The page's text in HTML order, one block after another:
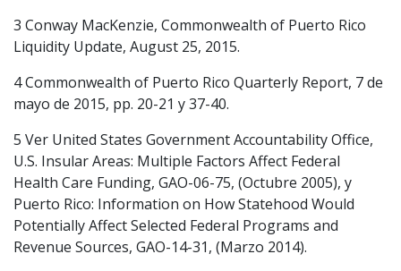
3 Conway MacKenzie, Commonwealth of Puerto Rico
Liquidity Update, August 25, 2015.
4 Commonwealth of Puerto Rico Quarterly Report, 7 de
mayo de 2015, pp. 20-21 y 37-40.
5 Ver United States Government Accountability Office,
U.S. Insular Areas: Multiple Factors Affect Federal
Health Care Funding, GAO-06-75, (Octubre 2005), y
Puerto Rico: Information on How Statehood Would
Potentially Affect Selected Federal Programs and
Revenue Sources, GAO-14-31, (Marzo 2014).